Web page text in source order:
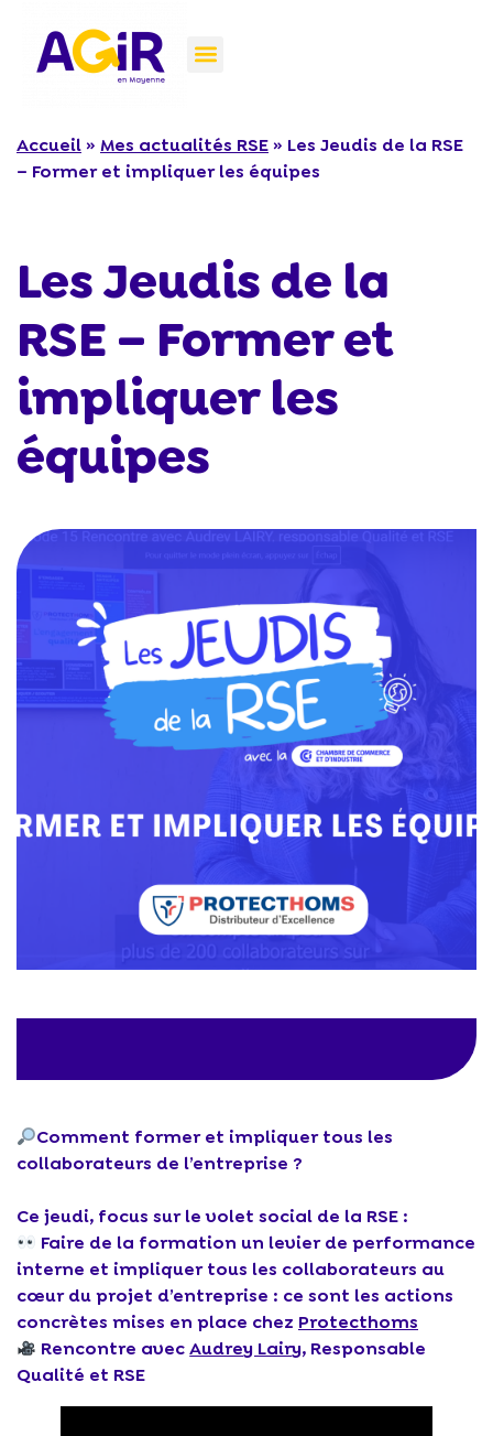
Accueil » Mes actualités RSE » Les Jeudis de la RSE
– Former et impliquer les équipes
Les Jeudis de la
RSE – Former et
impliquer les
équipes
Comment former et impliquer tous les
collaborateurs de l’entreprise ?
Ce jeudi, focus sur le volet social de la RSE :
Faire de la formation un levier de performance
interne et impliquer tous les collaborateurs au
cœur du projet d’entreprise : ce sont les actions
concrètes mises en place chez Protecthoms
Rencontre avecAudrey Lairy, Responsable
Qualité et RSE